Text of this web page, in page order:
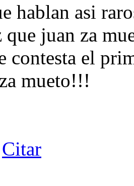
hablan asi
que juan za
contesta el
mueto!!!
Citar